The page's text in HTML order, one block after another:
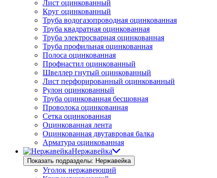
Лист оцинкованный
Круг оцинкованный
Труба водогазопроводная оцинкованная
Труба квадратная оцинкованная
Труба электросварная оцинкованная
Труба профильная оцинкованная
Полоса оцинкованная
Профнастил оцинкованный
Швеллер гнутый оцинкованный
Лист перфорированный оцинкованный
Рулон оцинкованный
Труба оцинкованная бесшовная
Проволока оцинкованная
Сетка оцинкованная
Оцинкованная лента
Оцинкованная двутавровая балка
Арматура оцинкованная
Нержавейка
Показать подразделы: Нержавейка
Уголок нержавеющий